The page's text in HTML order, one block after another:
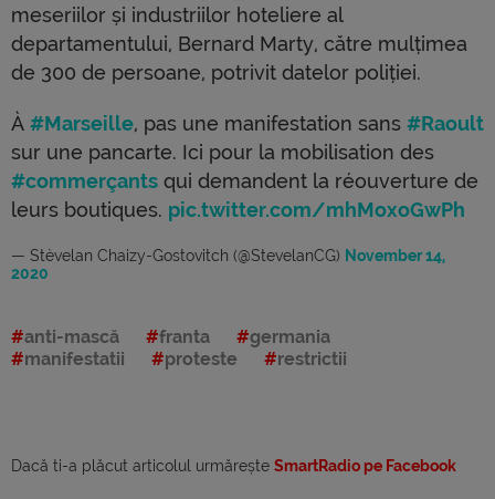
meseriilor și industriilor hoteliere al
departamentului, Bernard Marty, către mulțimea
de 300 de persoane, potrivit datelor poliției.
À #Marseille, pas une manifestation sans #Raoult
sur une pancarte. Ici pour la mobilisation des
#commerçants qui demandent la réouverture de
leurs boutiques. pic.twitter.com/mhMoxoGwPh
— Stèvelan Chaizy-Gostovitch (@StevelanCG) November 14,
2020
anti-mască franta
germania
manifestatii
proteste restrictii
Dacă ti-a plăcut articolul urmărește SmartRadio pe Facebook